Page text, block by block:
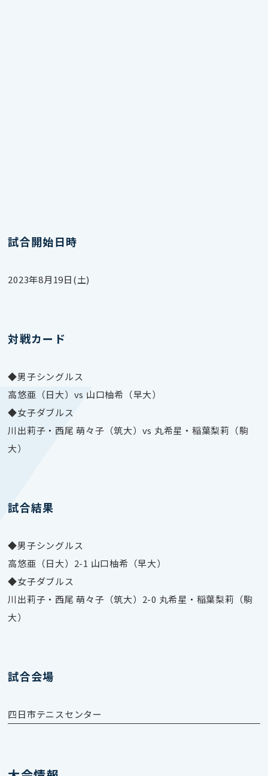
試合開始日時
2023年8月19日(土)
対戦カード
◆男子シングルス
高悠亜（日大）vs 山口柚希（早大）
◆女子ダブルス
川出莉子・西尾 萌々子（筑大）vs 丸希星・稲葉梨莉（駒
大）
試合結果
◆男子シングルス
高悠亜（日大）2-1 山口柚希（早大）
◆女子ダブルス
川出莉子・西尾 萌々子（筑大）2-0 丸希星・稲葉梨莉（駒
大）
試合会場
四日市テニスセンター